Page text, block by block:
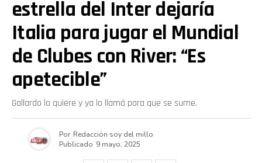
estrella del Inter dejaría
Italia para jugar el Mundial
de Clubes con River: “Es
apetecible”
Gallardo lo quiere y ya lo llamó para que se sume.
Por Redacción soy del millo
Publicado 9 mayo, 2025